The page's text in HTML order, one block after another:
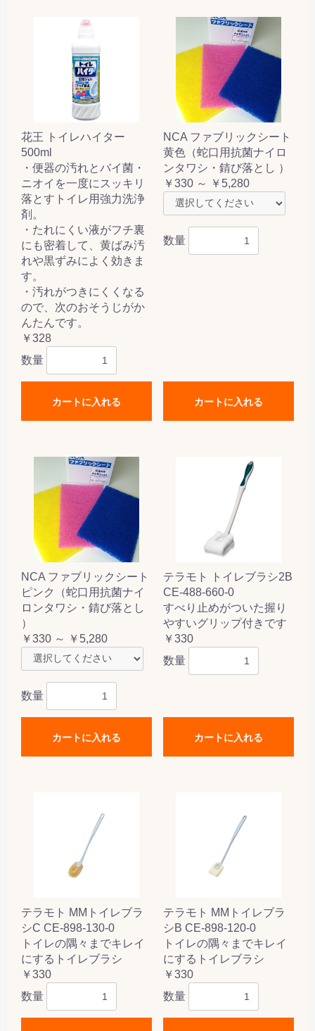
花王 トイレハイター
500ml
・便器の汚れとバイ菌・
ニオイを一度にスッキリ
落とすトイレ用強力洗浄
剤。
・たれにくい液がフチ裏
にも密着して、黄ばみ汚
れや黒ずみによく効きま
す。
・汚れがつきにくくなる
ので、次のおそうじがか
んたんです。
￥328
数量
カートに入れる
NCA ファブリックシート
黄色（蛇口用抗菌ナイロ
ンタワシ・錆び落とし ）
￥330 ～ ￥5,280
数量
カートに入れる
NCA ファブリックシート
ピンク（蛇口用抗菌ナイ
ロンタワシ・錆び落とし
）
￥330 ～ ￥5,280
数量
カートに入れる
テラモト トイレブラシ2B
CE-488-660-0
すべり止めがついた握り
やすいグリップ付きです
￥330
数量
カートに入れる
テラモト MMトイレブラ
シC CE-898-130-0
トイレの隅々までキレイ
にするトイレブラシ
￥330
数量
テラモト MMトイレブラ
シB CE-898-120-0
トイレの隅々までキレイ
にするトイレブラシ
￥330
数量